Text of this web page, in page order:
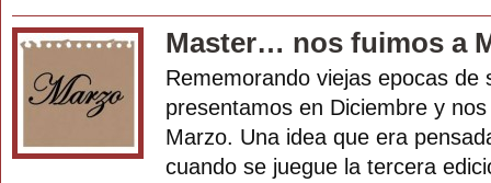
Master… nos fuimos a
Rememorando viejas epocas de
presentamos en Diciembre y
Marzo. Una idea que era
cuando se juegue la tercera